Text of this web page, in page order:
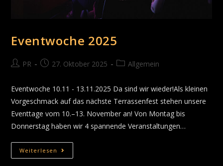
Eventwoche 2025
PR 27. Oktober 2025 Allgemein
Eventwoche 10.11 - 13.11.2025 Da sind wir wieder!Als kleinen
Vorgeschmack auf das nächste Terrassenfest stehen unsere
Eventtage vom 10.–13. November an! Von Montag bis
Donnerstag haben wir 4 spannende Veranstaltungen…
Weiterlesen